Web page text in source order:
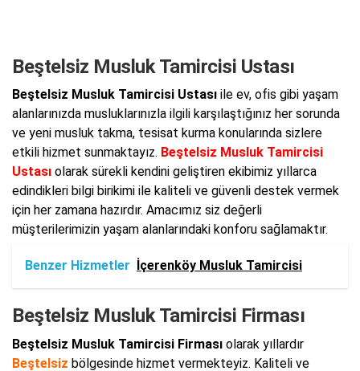
Beştelsiz Musluk Tamircisi Ustası
Beştelsiz Musluk Tamircisi Ustası ile ev, ofis gibi yaşam
alanlarınızda musluklarınızla ilgili karşılaştığınız her sorunda
ve yeni musluk takma, tesisat kurma konularında sizlere
etkili hizmet sunmaktayız. Beştelsiz Musluk Tamircisi
Ustası olarak sürekli kendini geliştiren ekibimiz yıllarca
edindikleri bilgi birikimi ile kaliteli ve güvenli destek vermek
için her zamana hazırdır. Amacımız siz değerli
müşterilerimizin yaşam alanlarındaki konforu sağlamaktır.
Benzer Hizmetler İçerenköy Musluk Tamircisi
Beştelsiz Musluk Tamircisi Firması
Beştelsiz Musluk Tamircisi Firması olarak yıllardır
Beştelsiz bölgesinde hizmet vermekteyiz. Kaliteli ve